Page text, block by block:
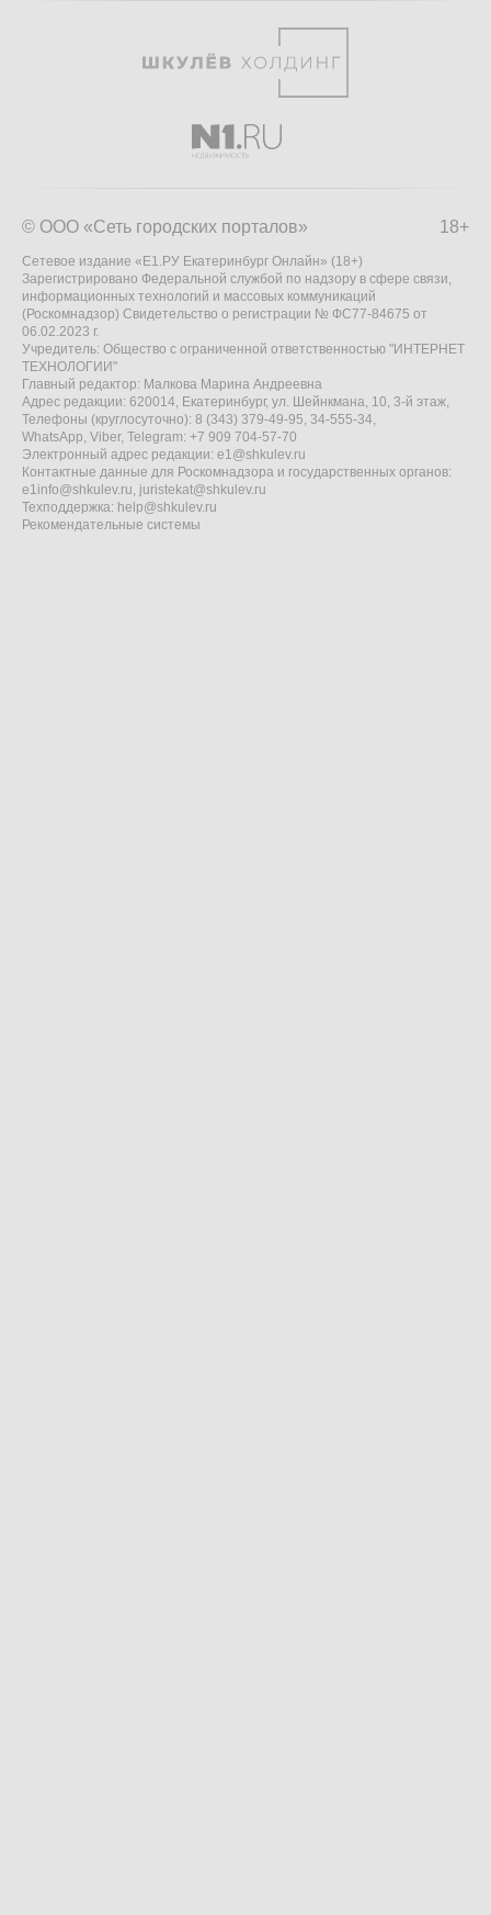
18+
© ООО «Сеть городских порталов»
Сетевое издание «Е1.РУ Екатеринбург Онлайн» (18+)
Зарегистрировано Федеральной службой по надзору в сфере связи,
информационных технологий и массовых коммуникаций
(Роскомнадзор) Свидетельство о регистрации № ФС77-84675 от
06.02.2023 г.
Учредитель: Общество с ограниченной ответственностью "ИНТЕРНЕТ
ТЕХНОЛОГИИ"
Главный редактор: Малкова Марина Андреевна
Адрес редакции: 620014, Екатеринбург, ул. Шейнкмана, 10, 3-й этаж,
Телефоны (круглосуточно): 8 (343) 379-49-95, 34-555-34,
WhatsApp, Viber, Telegram: +7 909 704-57-70
Электронный адрес редакции: e1@shkulev.ru
Контактные данные для Роскомнадзора и государственных органов:
e1info@shkulev.ru, juristekat@shkulev.ru
Техподдержка: help@shkulev.ru
Рекомендательные системы